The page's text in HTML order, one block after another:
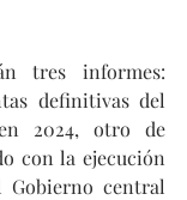
tres informes:
definitivas del
2024, otro de
con la ejecución
Gobierno central